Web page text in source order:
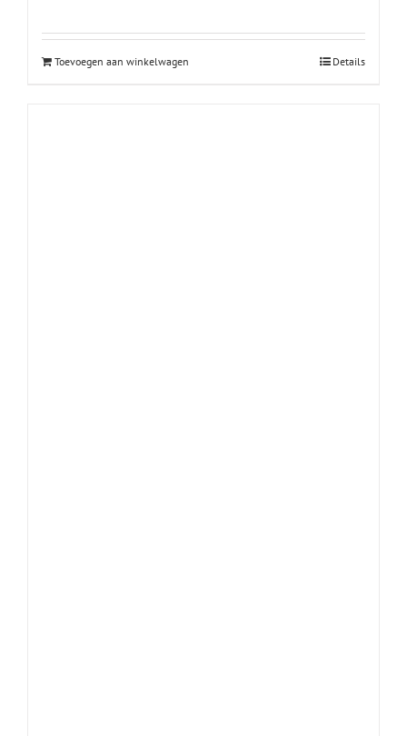
Toevoegen aan winkelwagen Details